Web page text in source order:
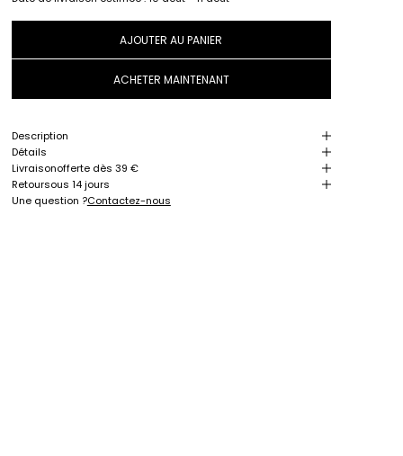
AJOUTER AU PANIER
ACHETER MAINTENANT
Description
Détails
Livraisonofferte dès 39 €
Retoursous 14 jours
Une question ?Contactez-nous